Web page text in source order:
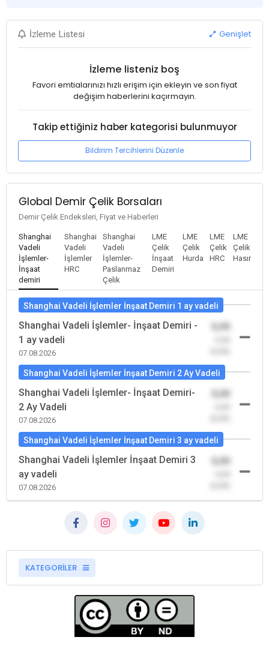
İzleme Listesi Genişlet
İzleme listeniz boş
Favori emtialarınızı hızlı erişim için ekleyin ve son fiyat
değişim haberlerini kaçırmayın.
Takip ettiğiniz haber kategorisi bulunmuyor
Bildirim Tercihlerini Düzenle
Global Demir Çelik Borsaları
Demir Çelik Endeksleri, Fiyat ve Haberleri
Shanghai
Vadeli
İşlemler-
İnşaat
demiri
Shanghai
Vadeli
İşlemler
HRC
Shanghai
Vadeli
İşlemler-
Paslanmaz
Çelik
LME
Çelik
İnşaat
Demiri
LME
Çelik
Hurda
LME
Çelik
HRC
LME
Çelik
Hasır
Shanghai Vadeli İşlemler İnşaat Demiri 1 ay vadeli
Shanghai Vadeli İşlemler- İnşaat Demiri -
1 ay vadeli
07.08.2026
Shanghai Vadeli İşlemler İnşaat Demiri 2 Ay Vadeli
Shanghai Vadeli İşlemler- İnşaat Demiri-
2 Ay Vadeli
07.08.2026
Shanghai Vadeli İşlemler İnşaat Demiri 3 ay vadeli
Shanghai Vadeli İşlemler İnşaat Demiri 3
ay vadeli
07.08.2026
KATEGORİLER